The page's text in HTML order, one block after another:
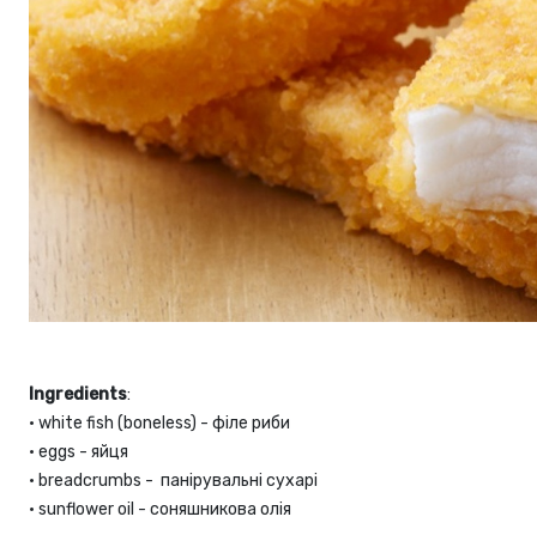
Ingredients:
• white fish (boneless) - філе риби
• eggs - яйця
• breadcrumbs - панірувальні сухарі
• sunflower oil - соняшникова олія